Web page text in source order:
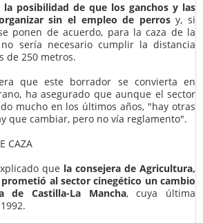
la posibilidad de que los ganchos y las
sin el empleo de perrosy, si
ponen de acuerdo, para la caza de la
sería necesario cumplir la distancia
de 250 metros.
que este borrador se convierta en
ha asegurado que aunque el sector
mucho en los últimos años, "hay otras
que cambiar, pero no vía reglamento".
CAZA
que la consejera de Agricultura,
al sector cinegético un cambio
Castilla-La Mancha, cuya última